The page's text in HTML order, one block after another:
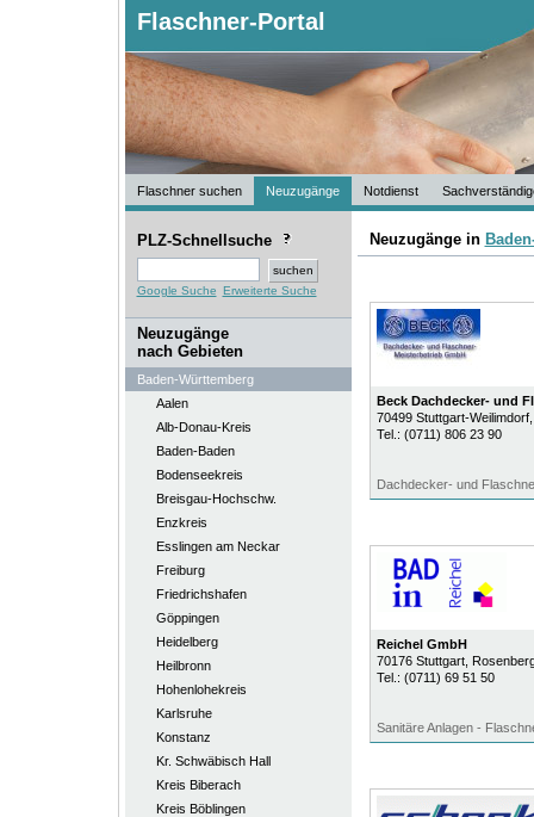
Flaschner-Portal
Flaschner suchen Neuzugänge Notdienst
PLZ-Schnellsuche
Google Suche Erweiterte Suche
Neuzugänge
nach Gebieten
Baden-Württemberg
Aalen
Alb-Donau-Kreis
Baden-Baden
Bodenseekreis
Breisgau-Hochschw.
Enzkreis
Esslingen am Neckar
Freiburg
Friedrichshafen
Göppingen
Heidelberg
Heilbronn
Hohenlohekreis
Karlsruhe
Konstanz
Kr. Schwäbisch Hall
Kreis Biberach
Kreis Böblingen
Neuzugänge in
Beck Dachdecker- und
70499 Stuttgart-Weilimdorf,
Tel.: (0711) 806 23 90
Dachdecker- und
Reichel GmbH
70176 Stuttgart,
Tel.: (0711) 69 51 50
Sanitäre Anlagen -